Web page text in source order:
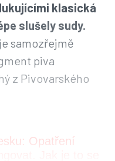
klasická
slušely sudy.
samozřejmě
piva
z Pivovarského
Opatření